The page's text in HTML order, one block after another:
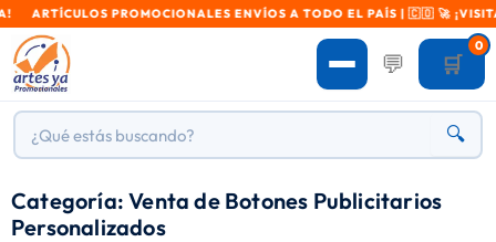
PROMOCIONALES ENVÍOS A TODO EL PAÍS | 🇨🇴 🚀
💬 🛒
0
🔍
Categoría: Venta de Botones Publicitarios
Personalizados